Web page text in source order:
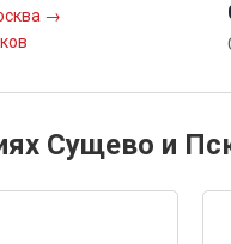
→
Сущево и